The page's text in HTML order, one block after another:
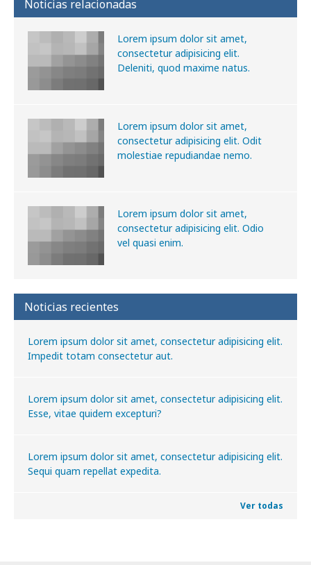
Noticias relacionadas
Lorem ipsum dolor sit amet,
consectetur adipisicing elit.
Deleniti, quod maxime natus.
Lorem ipsum dolor sit amet,
consectetur adipisicing elit. Odit
molestiae repudiandae nemo.
Lorem ipsum dolor sit amet,
consectetur adipisicing elit. Odio
vel quasi enim.
Noticias recientes
Lorem ipsum dolor sit amet, consectetur adipisicing elit.
Impedit totam consectetur aut.
Lorem ipsum dolor sit amet, consectetur adipisicing elit.
Esse, vitae quidem excepturi?
Lorem ipsum dolor sit amet, consectetur adipisicing elit.
Sequi quam repellat expedita.
Ver todas